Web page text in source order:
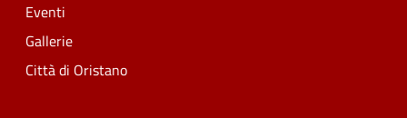
Eventi
Gallerie
Città di Oristano